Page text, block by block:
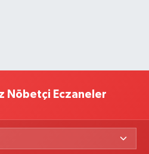
Nöbetçi Eczaneler